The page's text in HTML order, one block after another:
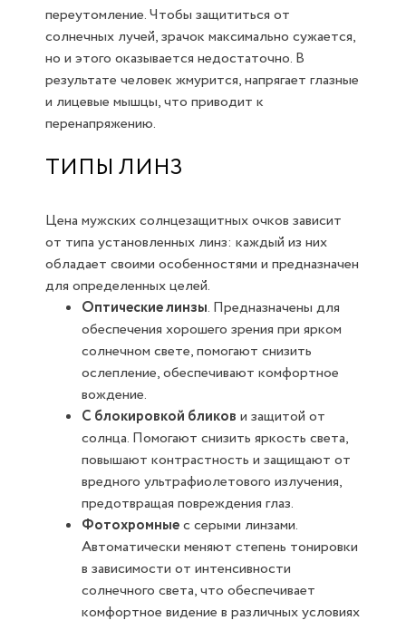
переутомление. Чтобы защититься от
солнечных лучей, зрачок максимально сужается,
но и этого оказывается недостаточно. В
результате человек жмурится, напрягает глазные
и лицевые мышцы, что приводит к
перенапряжению.
ТИПЫ ЛИНЗ
Цена мужских солнцезащитных очков зависит
от типа установленных линз: каждый из них
обладает своими особенностями и предназначен
для определенных целей.
Оптические линзы. Предназначены для
обеспечения хорошего зрения при ярком
солнечном свете, помогают снизить
ослепление, обеспечивают комфортное
вождение.
С блокировкой бликов и защитой от
солнца. Помогают снизить яркость света,
повышают контрастность и защищают от
вредного ультрафиолетового излучения,
предотвращая повреждения глаз.
Фотохромныес серыми линзами.
Автоматически меняют степень тонировки
в зависимости от интенсивности
солнечного света, что обеспечивает
комфортное видение в различных условиях